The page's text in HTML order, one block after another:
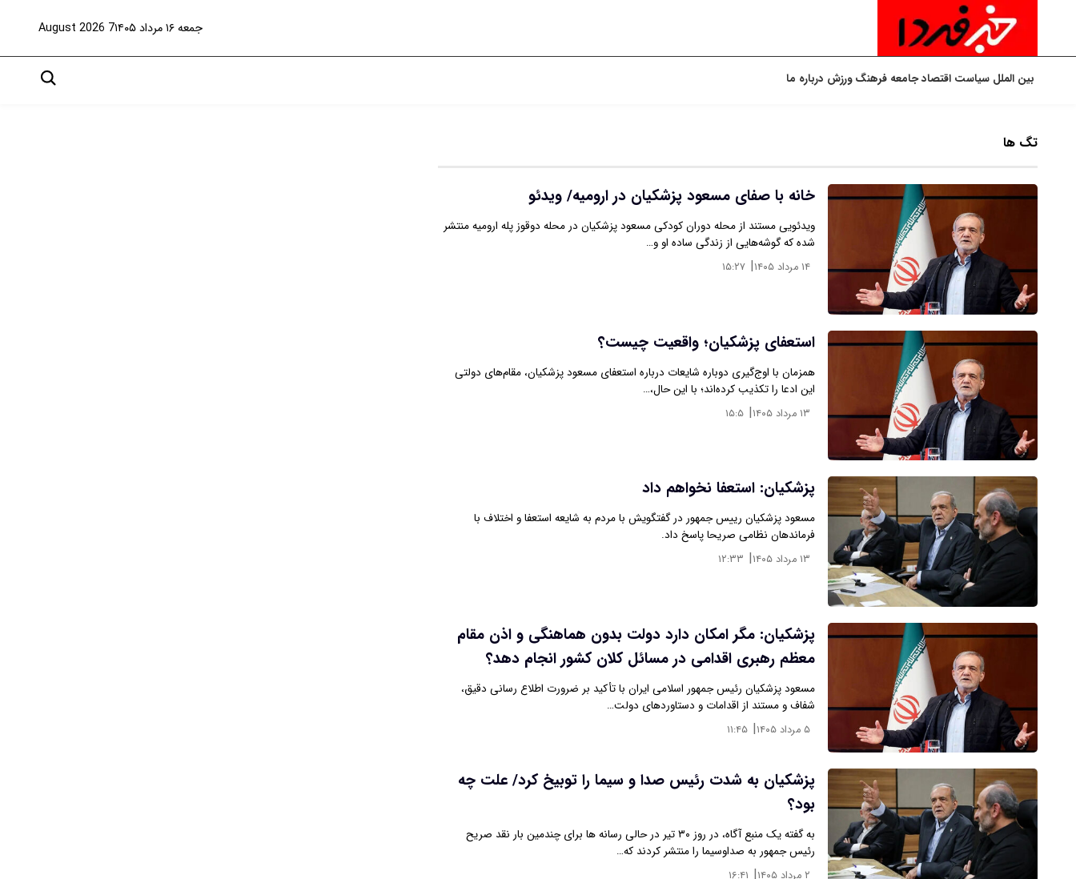
جمعه ۱۶ مرداد ۱۴۰۵ 7 August 2026
بین الملل سیاست اقتصادجامعه فرهنگورزش درباره ما
تگ ها
خانه با صفای مسعود پزشکیان در ارومیه/ ویدئو
ویدئویی مستند از محله دوران کودکی مسعود پزشکیان در محله دوقوز پله ارومیه منتشر
شده که گوشه‌هایی از زندگی ساده او و…
۱۴ مرداد ۱۴۰۵ | ۱۵:۲۷
استعفای پزشکیان؛ واقعیت چیست؟
همزمان با اوج‌گیری دوباره شایعات درباره استعفای مسعود پزشکیان، مقام‌های دولتی
این ادعا را تکذیب کرده‌اند؛ با این حال،…
۱۳ مرداد ۱۴۰۵ | ۱۵:۵
پزشکیان: استعفا نخواهم داد
مسعود پزشکیان رییس جمهور در گفتگویش با مردم به شایعه استعفا و اختلاف با
فرماندهان نظامی صریحا پاسخ داد.
۱۳ مرداد ۱۴۰۵ | ۱۲:۳۳
پزشکیان: مگر امکان دارد دولت بدون هماهنگی و اذن مقام
معظم رهبری اقدامی در مسائل کلان کشور انجام دهد؟
مسعود پزشکیان رئیس جمهور اسلامی ایران با تأکید بر ضرورت اطلاع رسانی دقیق،
شفاف و مستند از اقدامات و دستاوردهای دولت…
۵ مرداد ۱۴۰۵ | ۱۱:۴۵
پزشکیان به شدت رئیس صدا و سیما را توبیخ کرد/ علت چه
بود؟
به گفته یک منبع آگاه، در روز ۳۰ تیر در حالی رسانه ها برای چندمین بار نقد صریح
رئیس جمهور به صداوسیما را منتشر کردند که…
|